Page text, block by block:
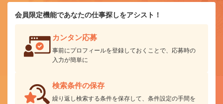
会員限定機能であなたの仕事探しをアシスト！
カンタン応募
事前にプロフィールを登録しておくことで、応募時の
入力が簡単に
検索条件の保存
繰り返し検索する条件を保存して、条件設定の手間を